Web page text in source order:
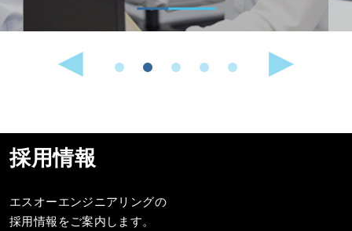
採用情報
エスオーエンジニアリングの
採用情報をご案内します。